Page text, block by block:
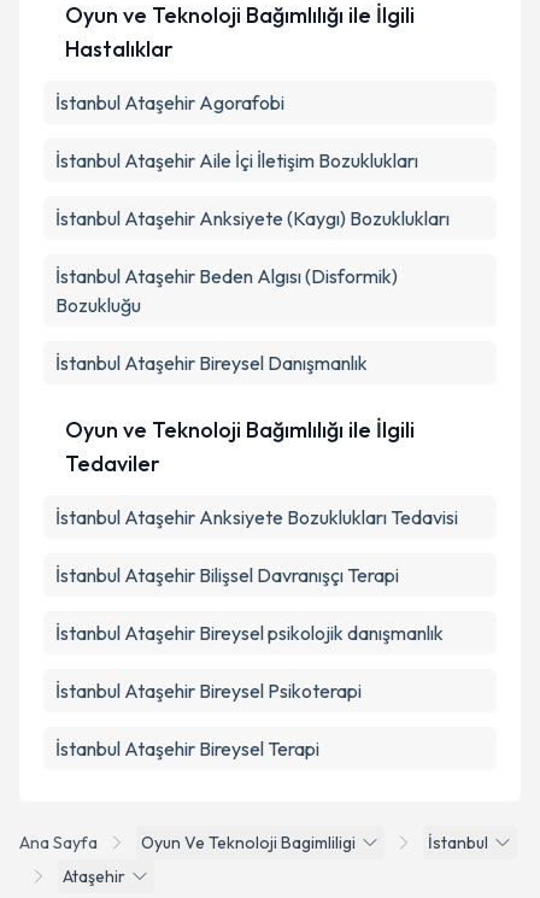
Ana Sayfa Oyun Ve Teknoloji Bagimliligi
İstanbul
Ataşehir
Oyun ve Teknoloji Bağımlılığı ile İlgili
Hastalıklar
İstanbul Ataşehir Agorafobi
İstanbul Ataşehir Aile İçi İletişim Bozuklukları
İstanbul Ataşehir Anksiyete (Kaygı) Bozuklukları
İstanbul Ataşehir Beden Algısı (Disformik)
Bozukluğu
İstanbul Ataşehir Bireysel Danışmanlık
Oyun ve Teknoloji Bağımlılığı ile İlgili
Tedaviler
İstanbul Ataşehir Anksiyete Bozuklukları Tedavisi
İstanbul Ataşehir Bilişsel Davranışçı Terapi
İstanbul Ataşehir Bireysel psikolojik danışmanlık
İstanbul Ataşehir Bireysel Psikoterapi
İstanbul Ataşehir Bireysel Terapi